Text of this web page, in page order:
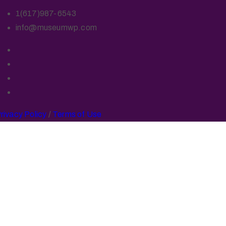
1(617)987-6543
info@museumwp.com
Policy / Terms of Use